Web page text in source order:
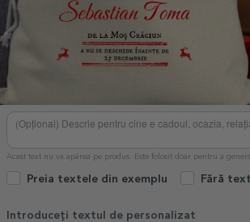
Acest text nu va apărea pe produs. Este folosit doar pentru a
Preia textele din exemplu Fără
Introduceți textul de personalizat